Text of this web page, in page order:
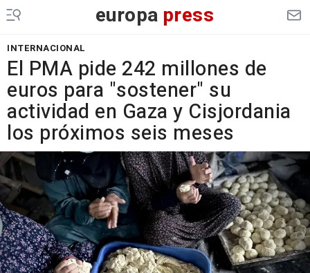
europa press
INTERNACIONAL
El PMA pide 242 millones de
euros para "sostener" su
actividad en Gaza y Cisjordania
los próximos seis meses